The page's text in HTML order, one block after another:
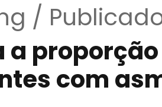
/
a
com